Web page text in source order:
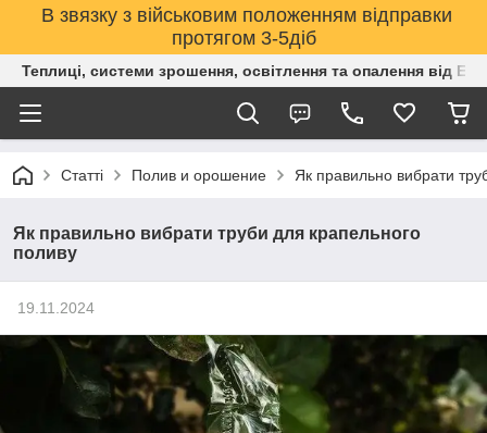
В звязку з військовим положенням відправки
протягом 3-5діб
Теплиці, системи зрошення, освітлення та опалення від
Статті Полив и орошение Як правильно вибрати
Як правильно вибрати труби для крапельного
поливу
19.11.2024